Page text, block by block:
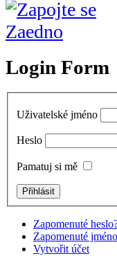
Login Form
Uživatelské jméno
Heslo
Pamatuj si mě
Zapomenuté
Zapomenuté
Vytvořit účet